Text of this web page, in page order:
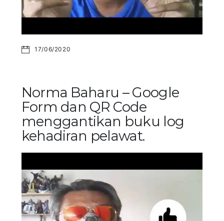
17/06/2020
Norma Baharu – Google
Form dan QR Code
menggantikan buku log
kehadiran pelawat.